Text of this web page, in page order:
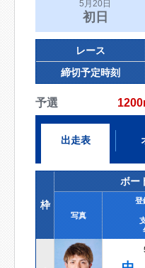
5月20日
初日
レース
締切予定時刻
予選
出走表
枠
ボー
写真
登